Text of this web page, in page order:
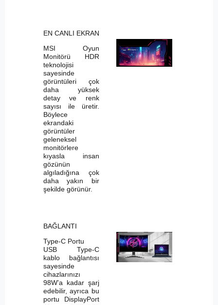
EN CANLI EKRAN
MSI Oyun
Monitörü HDR
teknolojisi
sayesinde
görüntüleri çok
daha yüksek
detay ve renk
sayısı ile üretir.
Böylece
ekrandaki
görüntüler
geleneksel
monitörlere
kıyasla insan
gözünün
algıladığına çok
daha yakın bir
şekilde görünür.
BAĞLANTI
Type-C Portu
USB Type-C
kablo bağlantısı
sayesinde
cihazlarınızı
98W’a kadar şarj
edebilir, ayrıca bu
portu DisplayPort